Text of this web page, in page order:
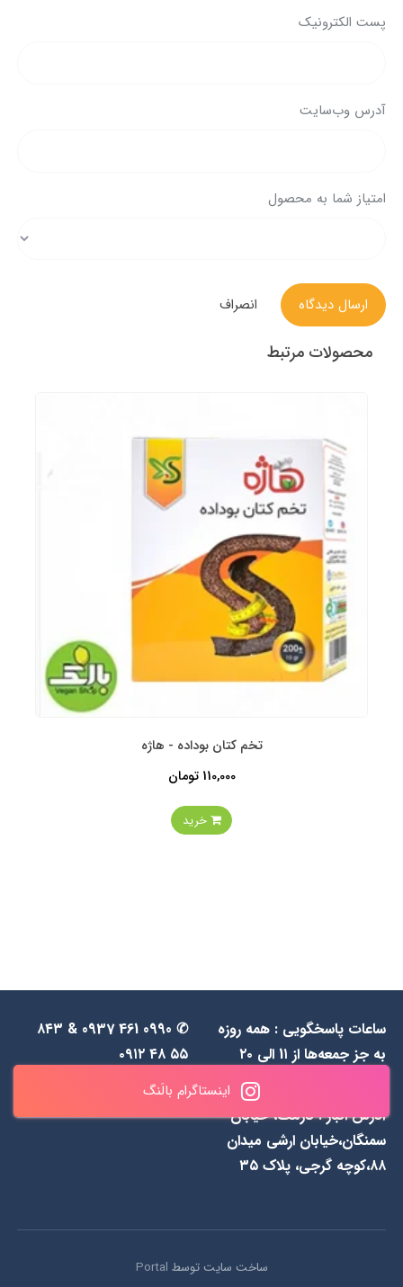
پست الکترونیک
آدرس وب‌سایت
امتیاز شما به محصول
ارسال دیدگاه انصراف
محصولات مرتبط
تخم کتان بوداده - هاژه
110,000 تومان
خرید
اینستاگرام بالَنگ
ساعات پاسخگویی : همه روزه
به جز جمعه‌ها از 1۱ الی ۲۰
✆ 0990 461 0937 & ۸۴۳
۵۵ ۴۸ ۰۹۱۲
آدرس انبار : نارمک، خیابان
سمنگان،خیابان ارشی میدان
۸۸،کوچه گرجی، پلاک ۳۵
ساخت سایت توسط Portal